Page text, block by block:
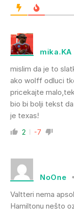
mika.KA
mislim da je to
ako wolff odluci
pricekajte
bio bi bolji tekst
je texas!
2 -7
NoOne
Valtteri nema
Hamiltonu nešto